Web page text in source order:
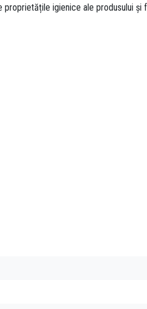
proprietățile igienice ale produsului și